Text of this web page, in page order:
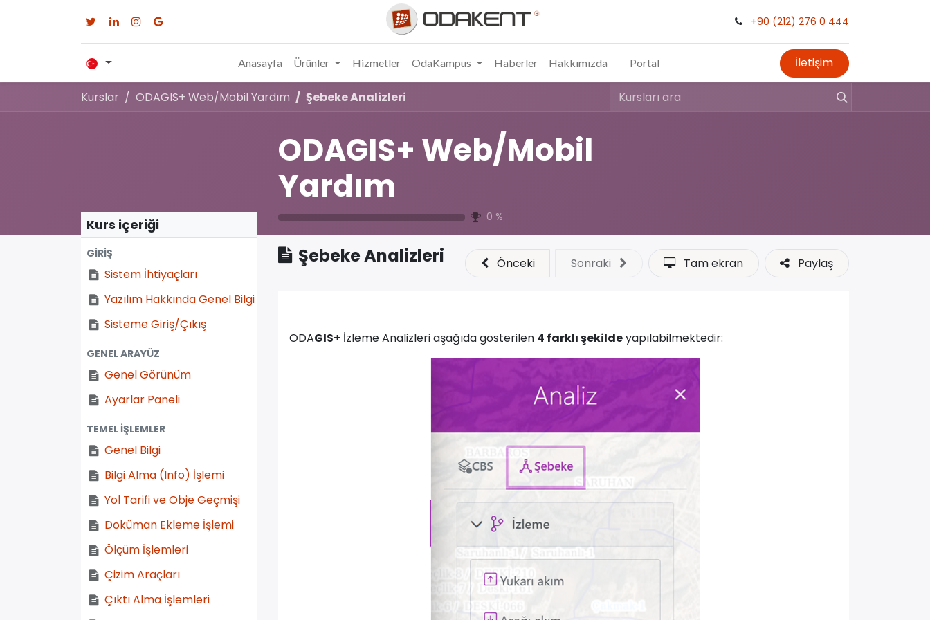
+90 (212) 276 0 444
Anasayfa Ürünler Hizmetler OdaKampus Haberler Hakkımızda Portal İletişim
Kurslar ODAGIS+ Web/Mobil Yardım Şebeke Analizleri
ODAGIS+ Web/Mobil
Yardım
0 %
Kurs içeriği
GİRİŞ
Sistem İhtiyaçları
Yazılım Hakkında Genel Bilgi
Sisteme Giriş/Çıkış
GENEL ARAYÜZ
Genel Görünüm
Ayarlar Paneli
TEMEL İŞLEMLER
Genel Bilgi
Bilgi Alma (Info) İşlemi
Yol Tarifi ve Obje Geçmişi
Doküman Ekleme İşlemi
Ölçüm İşlemleri
Çizim Araçları
Çıktı Alma İşlemleri
Şebeke Analizleri Önceki Sonraki Tam ekran Paylaş
ODAGIS+ İzleme Analizleri aşağıda gösterilen 4 farklı şekildeyapılabilmektedir: